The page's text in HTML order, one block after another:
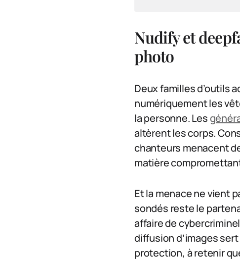
Nudify et
photo
Deux familles d’outils
numériquement les
la personne. Les
altèrent les corps.
chanteurs menacent
matière
Et la menace ne vient
sondés reste le
affaire de
diffusion d’images
protection, à retenir